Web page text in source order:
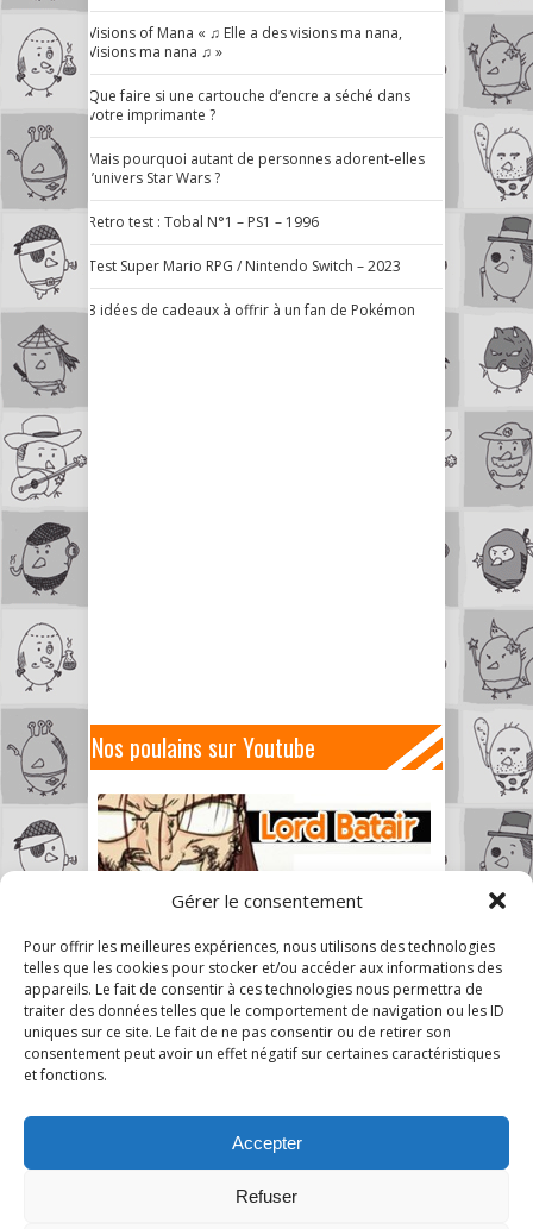
Gérer le consentement
Pour offrir les meilleures expériences, nous utilisons des technologies
telles que les cookies pour stocker et/ou accéder aux informations des
appareils. Le fait de consentir à ces technologies nous permettra de
traiter des données telles que le comportement de navigation ou les ID
uniques sur ce site. Le fait de ne pas consentir ou de retirer son
consentement peut avoir un effet négatif sur certaines caractéristiques
et fonctions.
Accepter
Refuser
Visions of Mana « ♫ Elle a des visions ma nana,
Visions ma nana ♫ »
Que faire si une cartouche d’encre a séché dans
votre imprimante ?
Mais pourquoi autant de personnes adorent-elles
l’univers Star Wars ?
Retro test : Tobal N°1 – PS1 – 1996
Test Super Mario RPG / Nintendo Switch – 2023
3 idées de cadeaux à offrir à un fan de Pokémon
Nos poulains sur Youtube